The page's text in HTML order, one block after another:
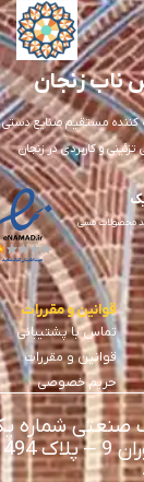
ناب زنجان
مستقیم صنایع دستی
و کاربردی در زنجان
محصولات مسی
قوانین و مقررات
تماس با پشتیبانی
قوانین و مقررات
حریم خصوصی
صنعتی شماره
9
–